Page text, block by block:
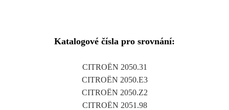
Katalogové čísla pro srovnání:
CITROËN 2050.31
CITROËN 2050.E3
CITROËN 2050.Z2
CITROËN 2051.98